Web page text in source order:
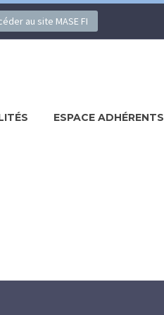
au site MASE FI
ESPACE ADHÉRENTS